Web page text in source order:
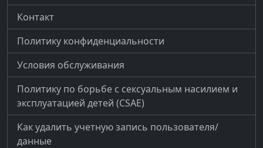
Контакт
Политику конфиденциальности
Условия обслуживания
Политику по борьбе с сексуальным насилием и
эксплуатацией детей (CSAE)
Как удалить учетную запись пользователя/
данные